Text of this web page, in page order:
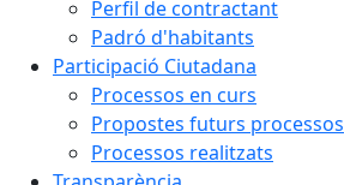
Perfil de contractant
Padró d'habitants
Participació Ciutadana
Processos en curs
Propostes futurs processos
Processos realitzats